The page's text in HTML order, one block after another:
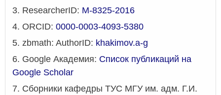
3. ResearcherID: M-8325-2016
4. ORCID: 0000-0003-4093-5380
5. zbmath: AuthorID: khakimov.a-g
6. Google Академия: Список публикаций на
Google Scholar
7. Сборники кафедры ТУС МГУ им. адм. Г.И.